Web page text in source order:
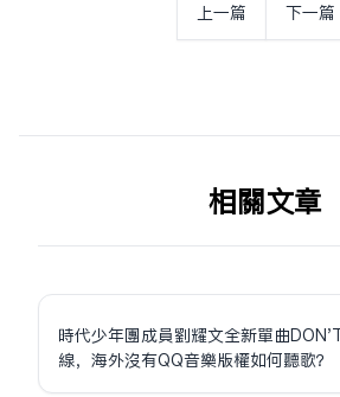
上一篇 下一篇
相关文章
時代少年團成員劉耀文全新單曲
線，海外沒有QQ音樂版權如何聽歌？